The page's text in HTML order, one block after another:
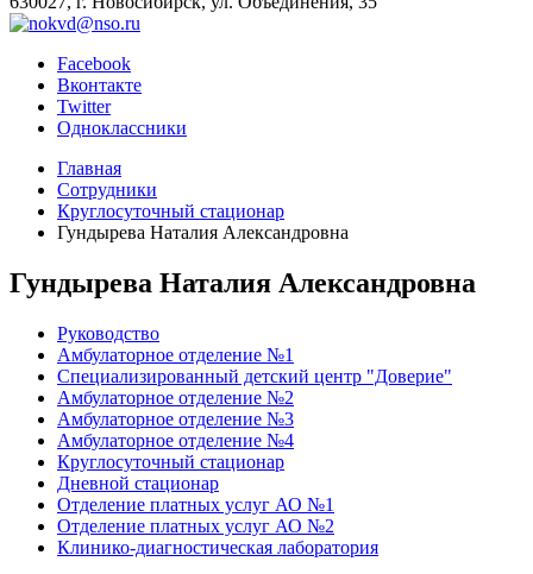
Facebook
Вконтакте
Twitter
Одноклассники
Главная
Сотрудники
Круглосуточный стационар
Гундырева Наталия Александровна
Гундырева Наталия Александровна
Руководство
Амбулаторное отделение №1
Специализированный детский центр "Доверие"
Амбулаторное отделение №2
Амбулаторное отделение №3
Амбулаторное отделение №4
Круглосуточный стационар
Дневной стационар
Отделение платных услуг АО №1
Отделение платных услуг АО №2
Клинико-диагностическая лаборатория